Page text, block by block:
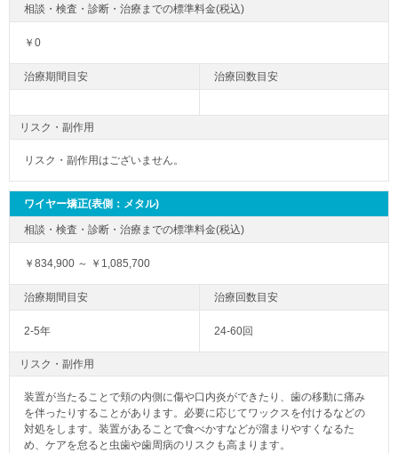
￥0
リスク・副作用
リスク・副作用はございません。
ワイヤー矯正(表側：メタル)
￥834,900 ～ ￥1,085,700
2-5年 24-60回
リスク・副作用
装置が当たることで頬の内側に傷や口内炎ができたり、歯の移動に痛み
を伴ったりすることがあります。必要に応じてワックスを付けるなどの
対処をします。装置があることで食べかすなどが溜まりやすくなるた
め、ケアを怠ると虫歯や歯周病のリスクも高まります。